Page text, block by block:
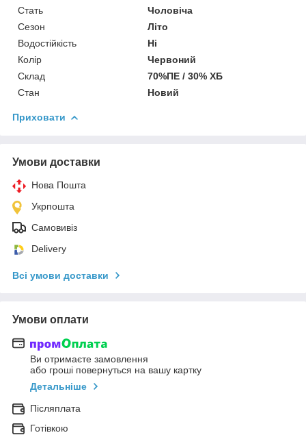
Стать
Чоловіча
Сезон
Літо
Водостійкість
Ні
Колір
Червоний
Склад
70%ПЕ / 30% ХБ
Стан
Новий
Приховати
Умови доставки
Нова Пошта
Укрпошта
Самовивіз
Delivery
Всі умови доставки
Умови оплати
Ви отримаєте замовлення
або гроші повернуться на вашу картку
Детальніше
Післяплата
Готівкою